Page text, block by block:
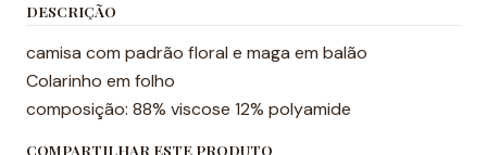
DESCRIÇÃO
camisa com padrão floral e maga em balão
Colarinho em folho
composição: 88% viscose 12% polyamide
COMPARTILHAR ESTE PRODUTO